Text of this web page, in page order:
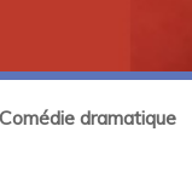
dramatique